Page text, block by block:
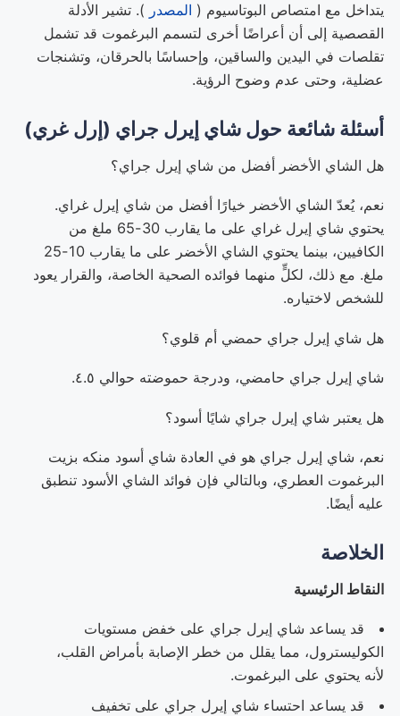
يتداخل مع امتصاص البوتاسيوم ( المصدر ). تشير الأدلة
القصصية إلى أن أعراضًا أخرى لتسمم البرغموت قد تشمل
تقلصات في اليدين والساقين، وإحساسًا بالحرقان، وتشنجات
عضلية، وحتى عدم وضوح الرؤية.
أسئلة شائعة حول شاي إيرل جراي (إرل غري)
هل الشاي الأخضر أفضل من شاي إيرل جراي؟
نعم، يُعدّ الشاي الأخضر خيارًا أفضل من شاي إيرل غراي.
يحتوي شاي إيرل غراي على ما يقارب 30-65 ملغ من
الكافيين، بينما يحتوي الشاي الأخضر على ما يقارب 10-25
ملغ. مع ذلك، لكلٍّ منهما فوائده الصحية الخاصة، والقرار يعود
للشخص لاختياره.
هل شاي إيرل جراي حمضي أم قلوي؟
شاي إيرل جراي حامضي، ودرجة حموضته حوالي ٤.٥.
هل يعتبر شاي إيرل جراي شايًا أسود؟
نعم، شاي إيرل جراي هو في العادة شاي أسود منكه بزيت
البرغموت العطري، وبالتالي فإن فوائد الشاي الأسود تنطبق
عليه أيضًا.
الخلاصة
النقاط الرئيسية
قد يساعد شاي إيرل جراي على خفض مستويات
الكوليسترول، مما يقلل من خطر الإصابة بأمراض القلب،
لأنه يحتوي على البرغموت.
قد يساعد احتساء شاي إيرل جراي على تخفيف